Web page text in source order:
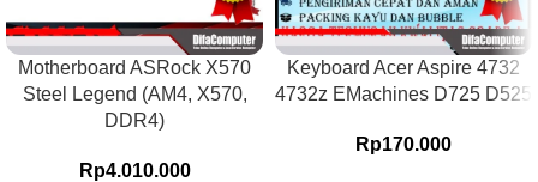
Motherboard ASRock X570
Steel Legend (AM4, X570,
DDR4)
Rp4.010.000
Keyboard Acer Aspire 4732
4732z EMachines D725 D525
Rp170.000